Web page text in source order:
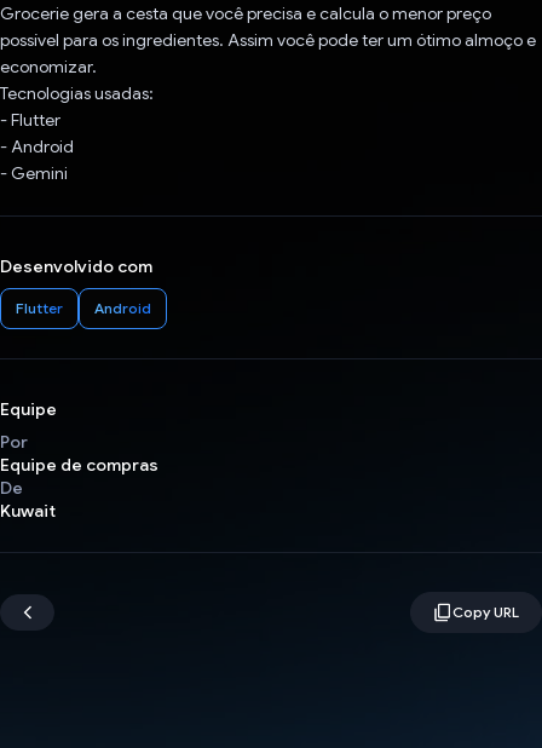
Grocerie gera a cesta que você precisa e calcula o menor preço
possível para os ingredientes. Assim você pode ter um ótimo almoço e
economizar.
Tecnologias usadas:
- Flutter
- Android
- Gemini
Desenvolvido com
Flutter Android
Equipe
Por
Equipe de compras
De
Kuwait